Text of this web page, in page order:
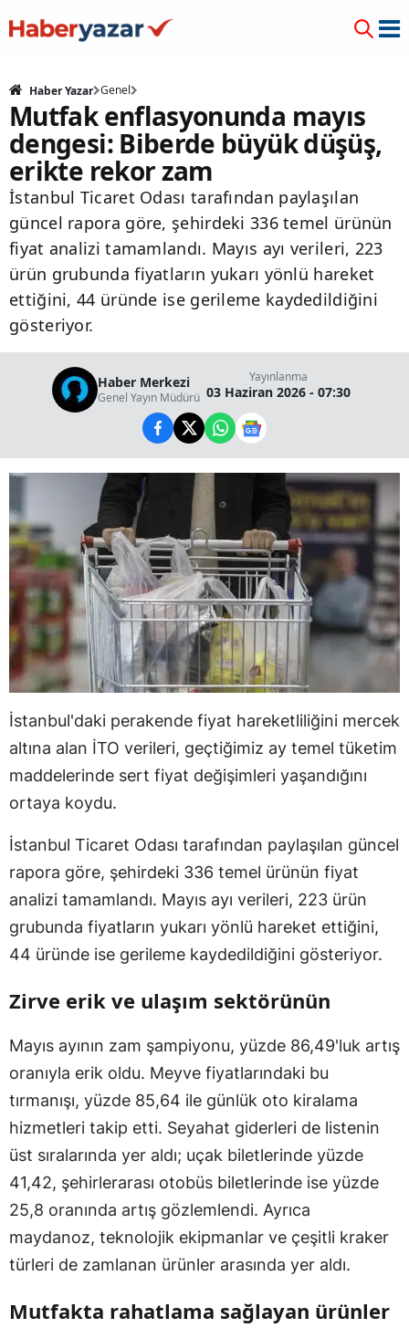
Haber Yazar Genel
Mutfak enflasyonunda mayıs
dengesi: Biberde büyük düşüş,
erikte rekor zam
İstanbul Ticaret Odası tarafından paylaşılan
güncel rapora göre, şehirdeki 336 temel ürünün
fiyat analizi tamamlandı. Mayıs ayı verileri, 223
ürün grubunda fiyatların yukarı yönlü hareket
ettiğini, 44 üründe ise gerileme kaydedildiğini
gösteriyor.
Haber Merkezi
Genel Yayın Müdürü
Yayınlanma
03 Haziran 2026 - 07:30
İstanbul'daki perakende fiyat hareketliliğini mercek
altına alan İTO verileri, geçtiğimiz ay temel tüketim
maddelerinde sert fiyat değişimleri yaşandığını
ortaya koydu.
İstanbul Ticaret Odası tarafından paylaşılan güncel
rapora göre, şehirdeki 336 temel ürünün fiyat
analizi tamamlandı. Mayıs ayı verileri, 223 ürün
grubunda fiyatların yukarı yönlü hareket ettiğini,
44 üründe ise gerileme kaydedildiğini gösteriyor.
Zirve erik ve ulaşım sektörünün
Mayıs ayının zam şampiyonu, yüzde 86,49'luk artış
oranıyla erik oldu. Meyve fiyatlarındaki bu
tırmanışı, yüzde 85,64 ile günlük oto kiralama
hizmetleri takip etti. Seyahat giderleri de listenin
üst sıralarında yer aldı; uçak biletlerinde yüzde
41,42, şehirlerarası otobüs biletlerinde ise yüzde
25,8 oranında artış gözlemlendi. Ayrıca
maydanoz, teknolojik ekipmanlar ve çeşitli kraker
türleri de zamlanan ürünler arasında yer aldı.
Mutfakta rahatlama sağlayan ürünler